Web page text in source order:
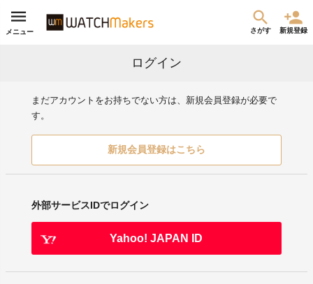
メニュー さがす 新規登録
ログイン
まだアカウントをお持ちでない方は、新規会員登録が必要で
す。
新規会員登録はこちら
外部サービスIDでログイン
Yahoo! JAPAN ID